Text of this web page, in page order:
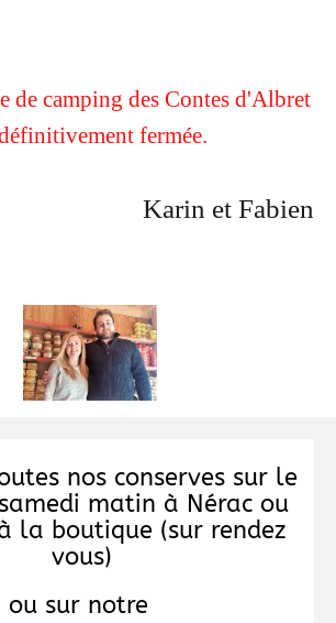
de camping des Contes d'Albret
fermée.
Karin et Fabien
nos conserves sur le
matin à Nérac ou
la boutique (sur rendez
vous)
ou sur notre